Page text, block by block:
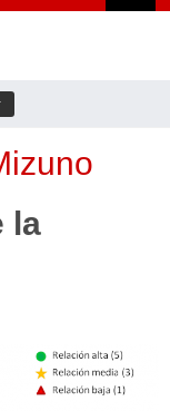
la